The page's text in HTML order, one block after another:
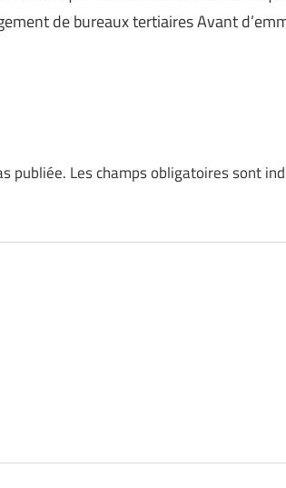
de bureaux tertiaires Avant
publiée. Les champs obligatoires sont